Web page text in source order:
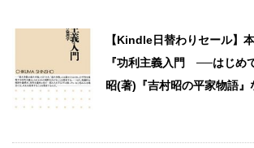
【Kindle日替わりセール】
『功利主義入門 ──はじめ
昭(著)『吉村昭の平家物語